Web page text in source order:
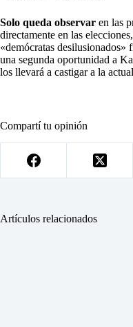
Solo queda observar en las
directamente en las
«demócratas desilusionados»
una segunda oportunidad a
los llevará a castigar a la
Compartí tu opinión
Artículos relacionados